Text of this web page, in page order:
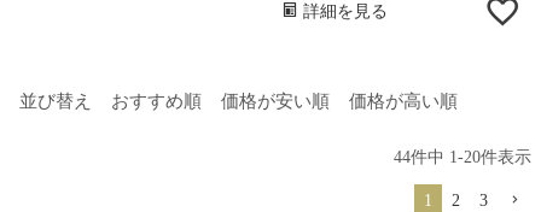
詳細を見る
並び替え おすすめ順 価格が安い順 価格が高い順
44件中 1-20件表示
1 2 3